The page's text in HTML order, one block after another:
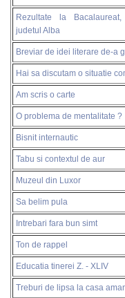
Rezultate la
judetul Alba
Breviar de idei literare de-a
Hai sa discutam o situatie
Am scris o carte
O problema de mentalitate ?
Bisnit internautic
Tabu si contextul de aur
Muzeul din Luxor
Sa belim pula
Intrebari fara bun simt
Ton de rappel
Educatia tinerei Z. - XLIV
Treburi de lipsa la casa